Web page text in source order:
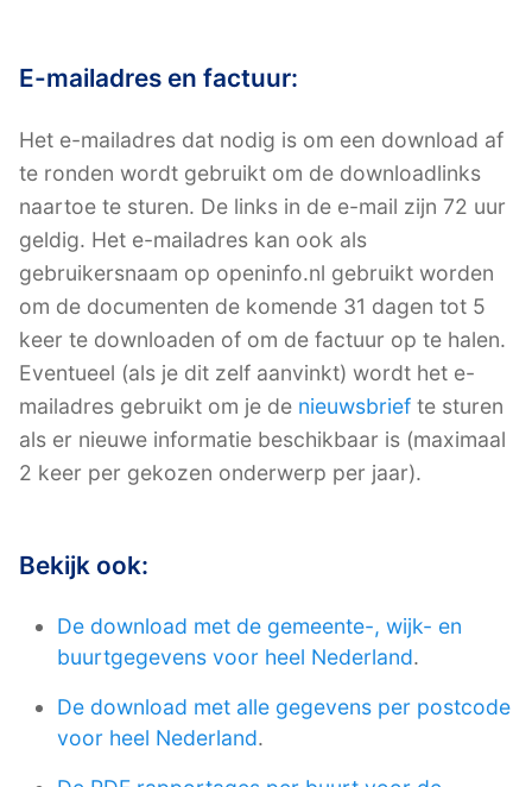
E-mailadres en factuur:
Het e-mailadres dat nodig is om een download af
te ronden wordt gebruikt om de downloadlinks
naartoe te sturen. De links in de e-mail zijn 72 uur
geldig. Het e-mailadres kan ook als
gebruikersnaam op openinfo.nl gebruikt worden
om de documenten de komende 31 dagen tot 5
keer te downloaden of om de factuur op te halen.
Eventueel (als je dit zelf aanvinkt) wordt het e-
mailadres gebruikt om je de nieuwsbrief te sturen
als er nieuwe informatie beschikbaar is (maximaal
2 keer per gekozen onderwerp per jaar).
Bekijk ook:
De download met de gemeente-, wijk- en
buurtgegevens voor heel Nederland.
De download met alle gegevens per postcode
voor heel Nederland.